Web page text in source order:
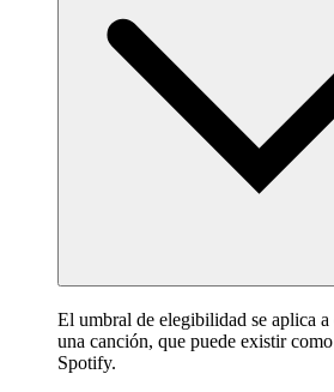
El umbral de elegibilidad se aplica
una canción, que puede existir
Spotify.